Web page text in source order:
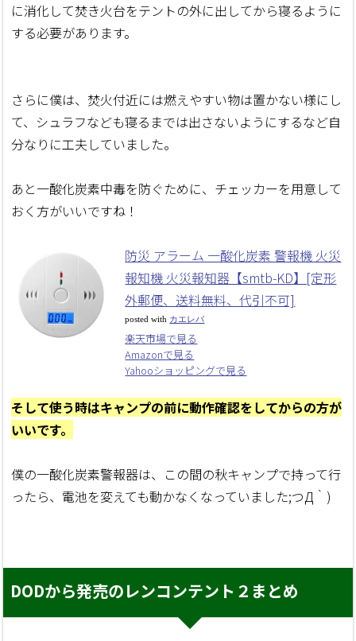
に消化して焚き火台をテントの外に出してから寝るように
する必要があります。
さらに僕は、焚火付近には燃えやすい物は置かない様にし
て、シュラフなども寝るまでは出さないようにするなど自
分なりに工夫していました。
あと一酸化炭素中毒を防ぐために、チェッカーを用意して
おく方がいいですね！
防災 アラーム 一酸化炭素 警報機 火災
報知機 火災報知器【smtb-KD】[定形
外郵便、送料無料、代引不可]
posted with カエレバ
楽天市場で見る
Amazonで見る
Yahooショッピングで見る
そして使う時はキャンプの前に動作確認をしてからの方が
いいです。
僕の一酸化炭素警報器は、この間の秋キャンプで持って行
ったら、電池を変えても動かなくなっていました;つД｀)
DODから発売のレンコンテント２まとめ